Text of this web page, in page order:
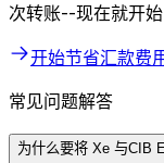
次转账--现在就开始
开始节省汇款费
常见问题解答
为什么要将 Xe 与CIB